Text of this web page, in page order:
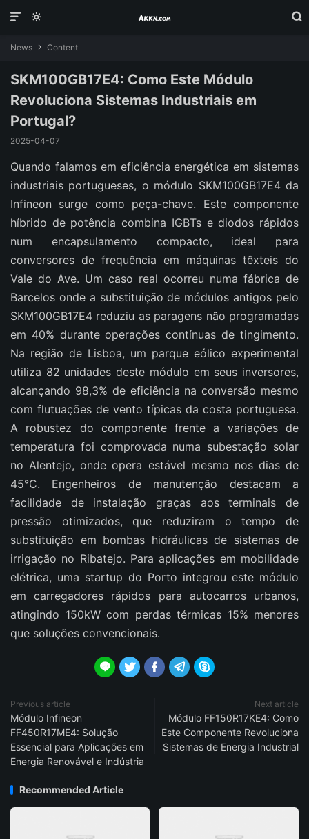



News  Content
SKM100GB17E4: Como Este Módulo
Revoluciona Sistemas Industriais em
Portugal?
2025-04-07
Quando falamos em eficiência energética em sistemas
industriais portugueses, o módulo SKM100GB17E4 da
Infineon surge como peça-chave. Este componente
híbrido de potência combina IGBTs e diodos rápidos
num encapsulamento compacto, ideal para
conversores de frequência em máquinas têxteis do
Vale do Ave. Um caso real ocorreu numa fábrica de
Barcelos onde a substituição de módulos antigos pelo
SKM100GB17E4 reduziu as paragens não programadas
em 40% durante operações contínuas de tingimento.
Na região de Lisboa, um parque eólico experimental
utiliza 82 unidades deste módulo em seus inversores,
alcançando 98,3% de eficiência na conversão mesmo
com flutuações de vento típicas da costa portuguesa.
A robustez do componente frente a variações de
temperatura foi comprovada numa subestação solar
no Alentejo, onde opera estável mesmo nos dias de
45°C. Engenheiros de manutenção destacam a
facilidade de instalação graças aos terminais de
pressão otimizados, que reduziram o tempo de
substituição em bombas hidráulicas de sistemas de
irrigação no Ribatejo. Para aplicações em mobilidade
elétrica, uma startup do Porto integrou este módulo
em carregadores rápidos para autocarros urbanos,
atingindo 150kW com perdas térmicas 15% menores
que soluções convencionais.
    
Previous article
Módulo Infineon
FF450R17ME4: Solução
Essencial para Aplicações em
Energia Renovável e Indústria
Next article
Módulo FF150R17KE4: Como
Este Componente Revoluciona
Sistemas de Energia Industrial
Recommended Article